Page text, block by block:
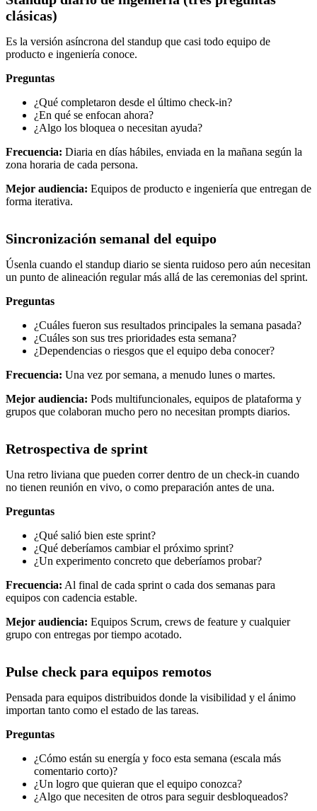
clásicas)
Es la versión asíncrona del standup que casi todo equipo de
producto e ingeniería conoce.
Preguntas
¿Qué completaron desde el último check-in?
¿En qué se enfocan ahora?
¿Algo los bloquea o necesitan ayuda?
Frecuencia: Diaria en días hábiles, enviada en la mañana según la
zona horaria de cada persona.
Mejor audiencia: Equipos de producto e ingeniería que entregan de
forma iterativa.
Sincronización semanal del equipo
Úsenla cuando el standup diario se sienta ruidoso pero aún necesitan
un punto de alineación regular más allá de las ceremonias del sprint.
Preguntas
¿Cuáles fueron sus resultados principales la semana pasada?
¿Cuáles son sus tres prioridades esta semana?
¿Dependencias o riesgos que el equipo deba conocer?
Frecuencia: Una vez por semana, a menudo lunes o martes.
Mejor audiencia: Pods multifuncionales, equipos de plataforma y
grupos que colaboran mucho pero no necesitan prompts diarios.
Retrospectiva de sprint
Una retro liviana que pueden correr dentro de un check-in cuando
no tienen reunión en vivo, o como preparación antes de una.
Preguntas
¿Qué salió bien este sprint?
¿Qué deberíamos cambiar el próximo sprint?
¿Un experimento concreto que deberíamos probar?
Frecuencia: Al final de cada sprint o cada dos semanas para
equipos con cadencia estable.
Mejor audiencia: Equipos Scrum, crews de feature y cualquier
grupo con entregas por tiempo acotado.
Pulse check para equipos remotos
Pensada para equipos distribuidos donde la visibilidad y el ánimo
importan tanto como el estado de las tareas.
Preguntas
¿Cómo están su energía y foco esta semana (escala más
comentario corto)?
¿Un logro que quieran que el equipo conozca?
¿Algo que necesiten de otros para seguir desbloqueados?